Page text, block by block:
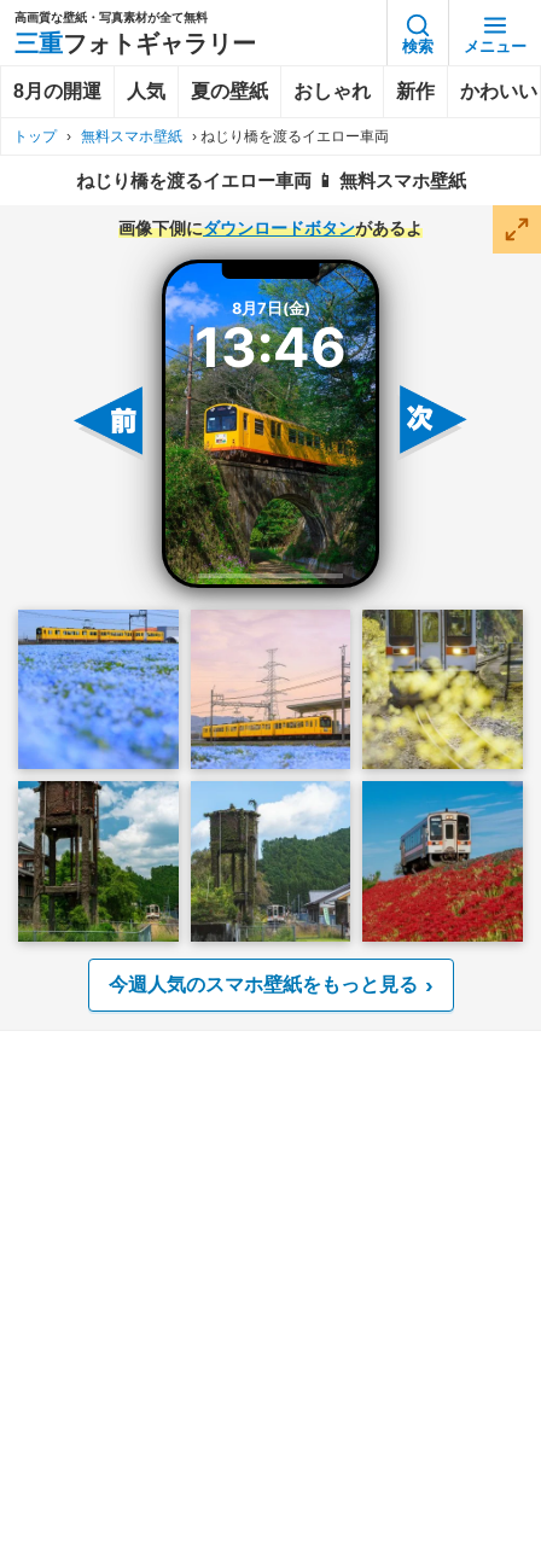
高画質な壁紙・写真素材が全て無料
三重フォトギャラリー 検索 メニュー
8月の開運 人気 夏の壁紙 おしゃれ 新作 かわいい
トップ › 無料スマホ壁紙 › ねじり橋を渡るイエロー車両
ねじり橋を渡るイエロー車両 📱 無料スマホ壁紙
画像下側にダウンロードボタンがあるよ
8月7日(金)
13:46
今週人気のスマホ壁紙をもっと見る